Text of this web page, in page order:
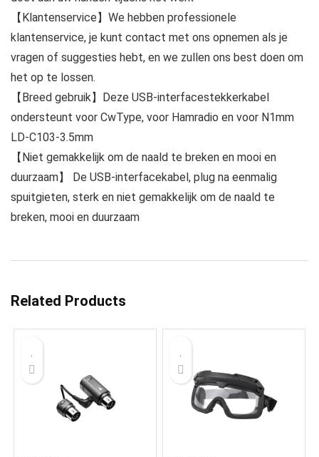
【Klantenservice】We hebben professionele
klantenservice, je kunt contact met ons opnemen als je
vragen of suggesties hebt, en we zullen ons best doen om
het op te lossen.
【Breed gebruik】Deze USB-interfacestekkerkabel
ondersteunt voor CwType, voor Hamradio en voor N1mm
LD‑C103‑3.5mm
【Niet gemakkelijk om de naald te breken en mooi en
duurzaam】 De USB-interfacekabel, plug na eenmalig
spuitgieten, sterk en niet gemakkelijk om de naald te
breken, mooi en duurzaam
Related Products